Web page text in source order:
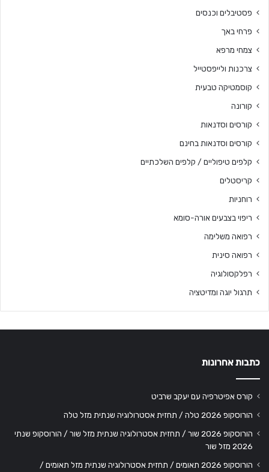
פסטיבלים וכנסים
פרחי באך
צמחי מרפא
צרכנות ולייפסטייל
קוסמטיקה טבעית
קורונה
קורסים וסדנאות
קורסים וסדנאות בחינם
קלפים טיפוליים / קלפים השלכתיים
קריסטלים
רוחניות
ריפוי בצבעים אורה-סומא
רפואה משלימה
רפואה סינית
רפלקסולוגיה
תרגול יוגה ומדיטציה
כתבות אחרונות
קורס אפיטרפיה עם יעקב שרביט
הורוסקופ 2026 טלה / תחזית אסטרולוגיה שנתית מזל טלה
הורוסקופ 2026 שור / תחזית אסטרולוגיה שנתית מזל שור / הורוסקופ שנתי
2026 מזל שור
הורוסקופ 2026 תאומים / תחזית אסטרולוגיה שנתית מזל תאומים /